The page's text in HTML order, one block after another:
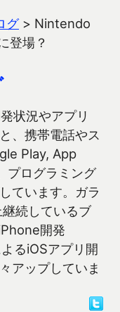
グ> Nintendo
登場？
状況やアプリ
、携帯電話やス
Play, App
プログラミング
ています。ガラ
続しているブ
開発
るiOSアプリ開
アップしていま